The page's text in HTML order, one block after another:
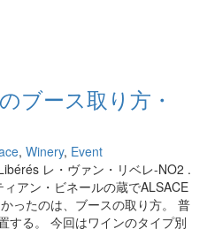
ブース取り方・
, Winery, Event
レ・ヴァン・リベレ-NO2 .
アン・ビネールの蔵でALSACE
ったのは、ブースの取り方。 普
する。 今回はワインのタイプ別